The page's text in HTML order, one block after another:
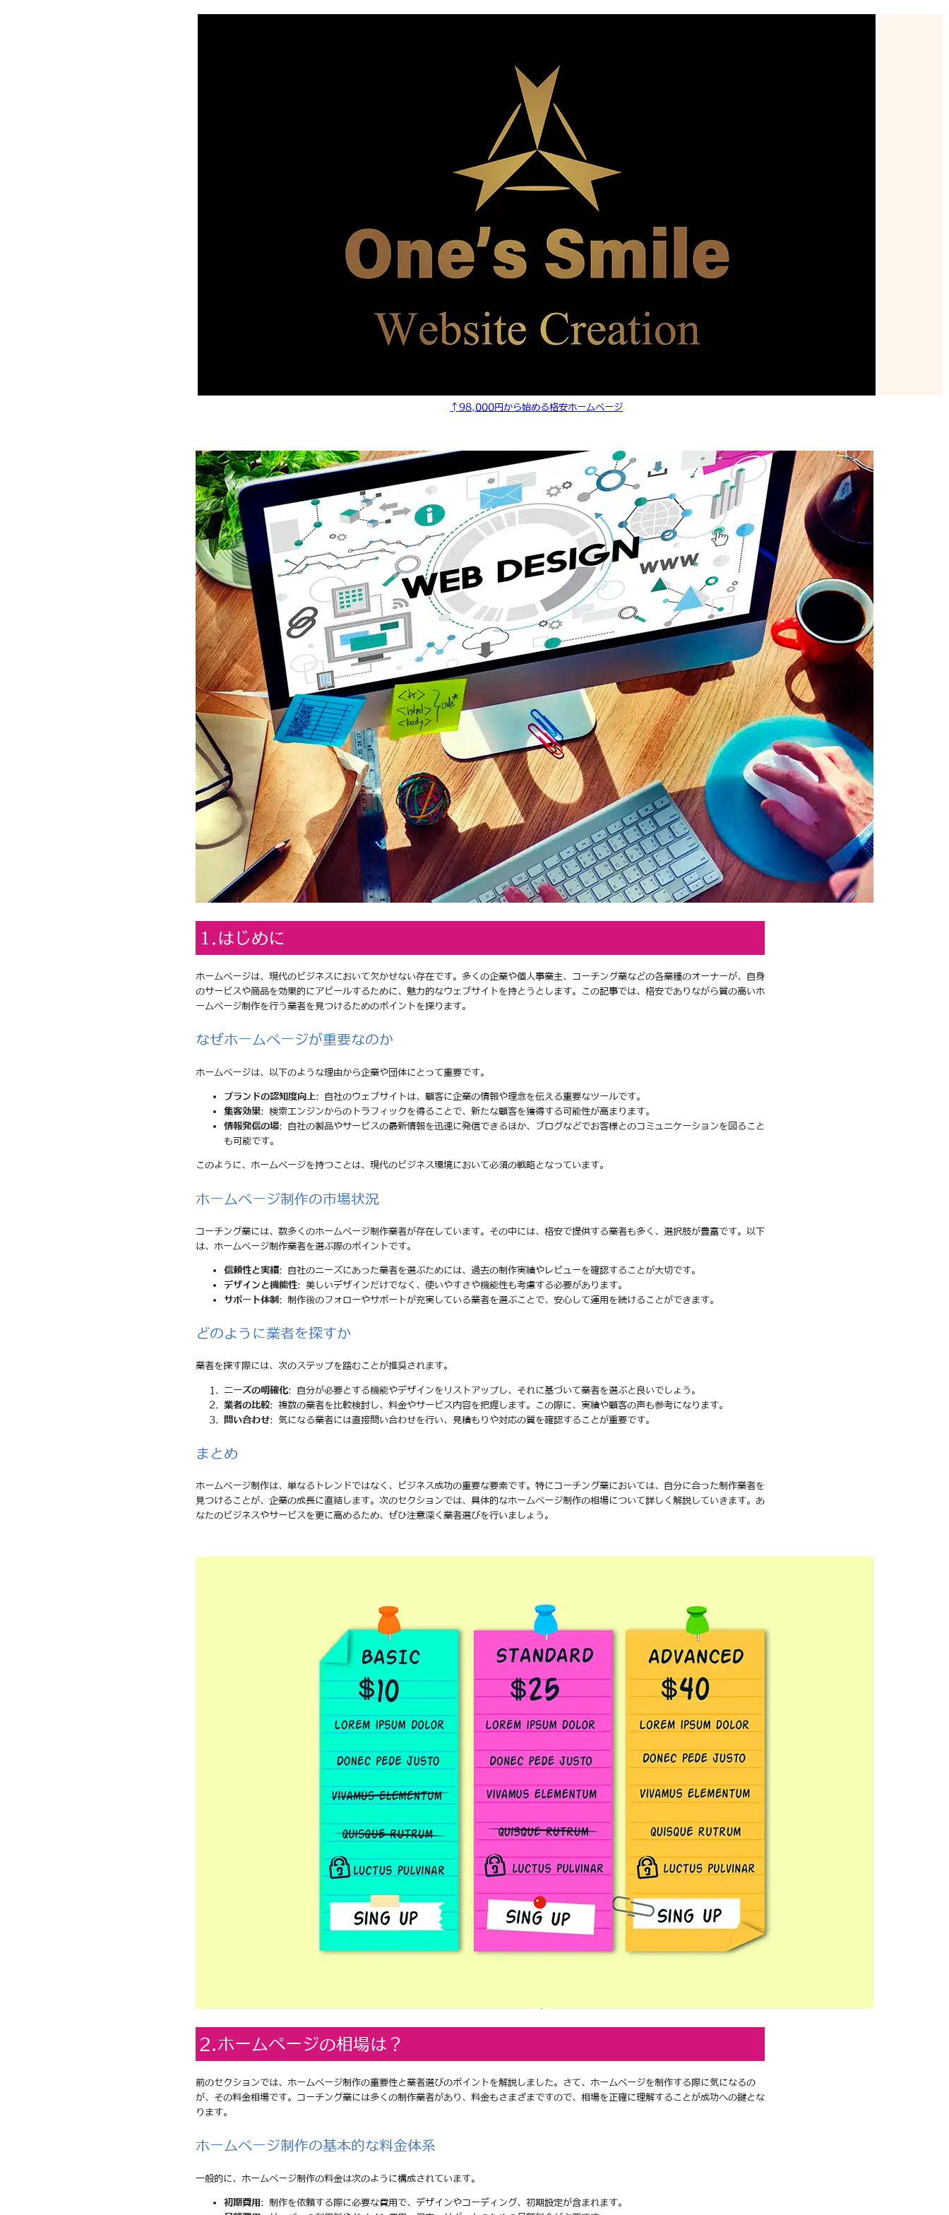
↑98,000円から始める格安ホームページ
1.はじめに
ホームページは、現代のビジネスにおいて欠かせない存在です。多くの企業や個人事業主、コーチング業などの各業種のオーナーが、自身
のサービスや商品を効果的にアピールするために、魅力的なウェブサイトを持とうとします。この記事では、格安でありながら質の高いホ
ームページ制作を行う業者を見つけるためのポイントを探ります。
なぜホームページが重要なのか
ホームページは、以下のような理由から企業や団体にとって重要です。
ブランドの認知度向上: 自社のウェブサイトは、顧客に企業の情報や理念を伝える重要なツールです。
集客効果: 検索エンジンからのトラフィックを得ることで、新たな顧客を獲得する可能性が高まります。
情報発信の場: 自社の製品やサービスの最新情報を迅速に発信できるほか、ブログなどでお客様とのコミュニケーションを図ること
も可能です。
このように、ホームページを持つことは、現代のビジネス環境において必須の戦略となっています。
ホームページ制作の市場状況
コーチング業には、数多くのホームページ制作業者が存在しています。その中には、格安で提供する業者も多く、選択肢が豊富です。以下
は、ホームページ制作業者を選ぶ際のポイントです。
信頼性と実績: 自社のニーズにあった業者を選ぶためには、過去の制作実績やレビューを確認することが大切です。
デザインと機能性: 美しいデザインだけでなく、使いやすさや機能性も考慮する必要があります。
サポート体制 : 制作後のフォローやサポートが充実している業者を選ぶことで、安心して運用を続けることができます。
どのように業者を探すか
業者を探す際には、次のステップを踏むことが推奨されます。
ニーズの明確化: 自分が必要とする機能やデザインをリストアップし、それに基づいて業者を選ぶと良いでしょう。
業者の比較: 複数の業者を比較検討し、料金やサービス内容を把握します。この際に、実績や顧客の声も参考になります。
問い合わせ: 気になる業者には直接問い合わせを行い、見積もりや対応の質を確認することが重要です。
まとめ
ホームページ制作は、単なるトレンドではなく、ビジネス成功の重要な要素です。特にコーチング業においては、自分に合った制作業者を
見つけることが、企業の成長に直結します。次のセクションでは、具体的なホームページ制作の相場について詳しく解説していきます。あ
なたのビジネスやサービスを更に高めるため、ぜひ注意深く業者選びを行いましょう。
2.ホームページの相場は？
前のセクションでは、ホームページ制作の重要性と業者選びのポイントを解説しました。さて、ホームページを制作する際に気になるの
が、その料金相場です。コーチング業には多くの制作業者があり、料金もさまざまですので、相場を正確に理解することが成功への鍵とな
ります。
ホームページ制作の基本的な料金体系
一般的に、ホームページ制作の料金は次のように構成されています。
初期費用 : 制作を依頼する際に必要な費用で、デザインやコーディング、初期設定が含まれます。